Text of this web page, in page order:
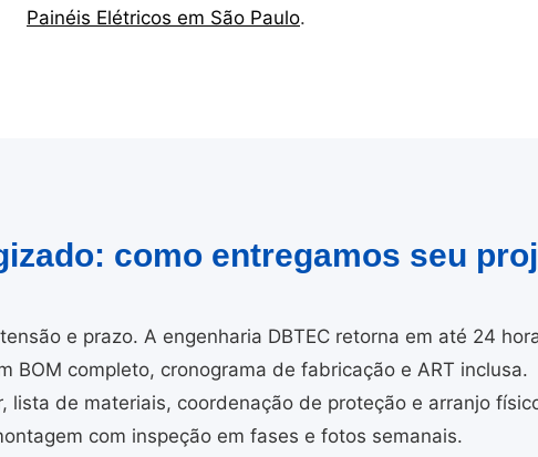
Painéis Elétricos em São Paulo.
como entregamos seu
e prazo. A engenharia DBTEC retorna em até 24
BOM completo, cronograma de fabricação e ART inclusa.
lista de materiais, coordenação de proteção e arranjo
com inspeção em fases e fotos semanais.